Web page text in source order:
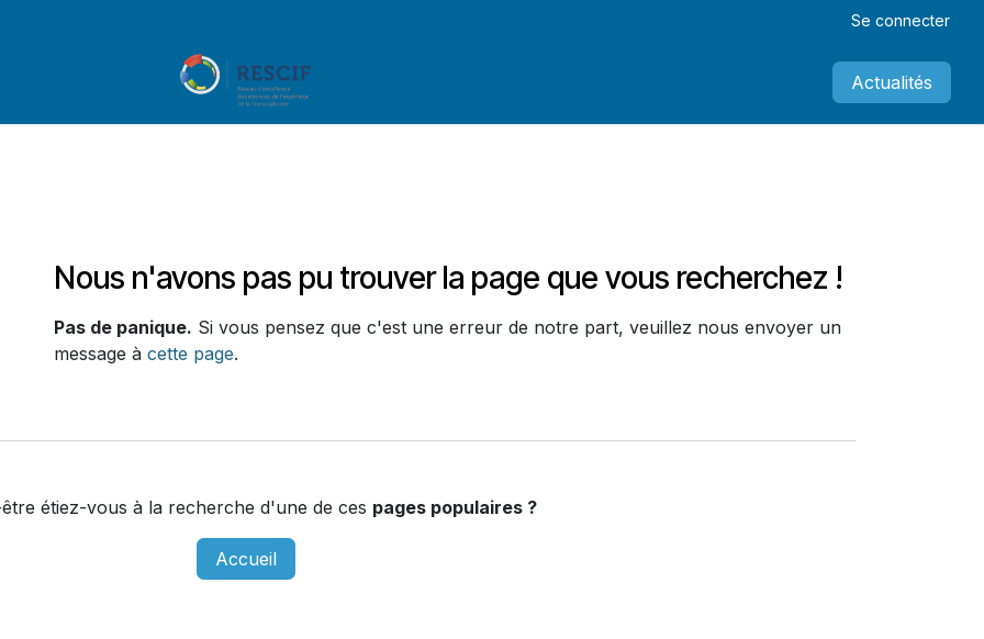
Se connecter
Appels à projet MOOCS Actualités
Erreur 404
Nous n'avons pas pu trouver la page que vous recherchez !
Pas de panique. Si vous pensez que c'est une erreur de notre part, veuillez nous envoyer un
message à cette page.
étiez-vous à la recherche d'une de ces pages populaires ?
Accueil